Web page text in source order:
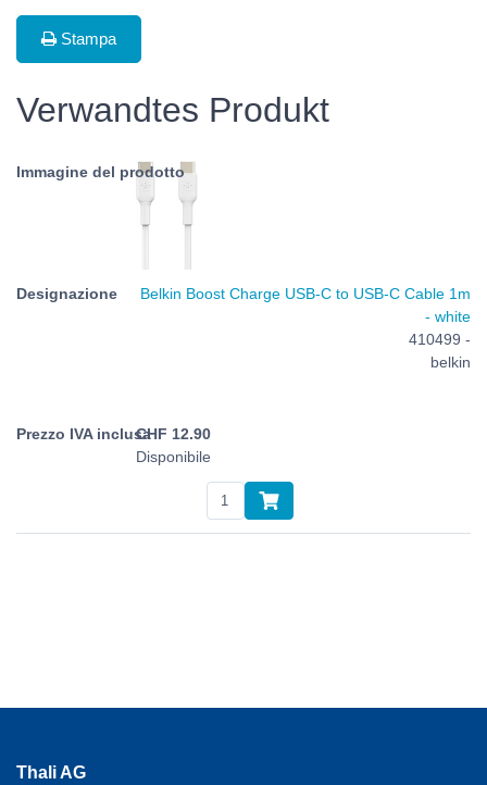
Stampa
Verwandtes Produkt
Belkin Boost Charge USB-C to USB-C Cable 1m
- white
410499 -
belkin
CHF 12.90
Disponibile
Thali AG